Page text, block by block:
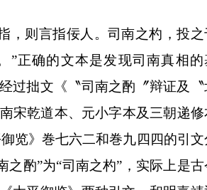
，则言指佞人。司南之杓，投之
”正确的文本是发现司南真相的
过拙文《〝司南之酌〞辩证及〝
宋乾道本、元小字本及三朝递修
览》巻七六二和巻九四四的引文
之酌”为“司南之杓”，实际上是古